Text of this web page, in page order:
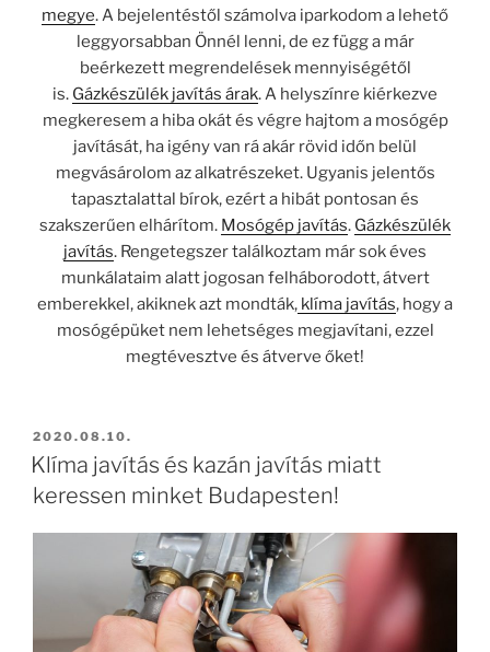
megye. A bejelentéstől számolva iparkodom a lehető
leggyorsabban Önnél lenni, de ez függ a már
beérkezett megrendelések mennyiségétől
is. Gázkészülék javítás árak. A helyszínre kiérkezve
megkeresem a hiba okát és végre hajtom a mosógép
javítását, ha igény van rá akár rövid időn belül
megvásárolom az alkatrészeket. Ugyanis jelentős
tapasztalattal bírok, ezért a hibát pontosan és
szakszerűen elhárítom. Mosógép javítás. Gázkészülék
javítás. Rengetegszer találkoztam már sok éves
munkálataim alatt jogosan felháborodott, átvert
emberekkel, akiknek azt mondták, klíma javítás, hogy a
mosógépüket nem lehetséges megjavítani, ezzel
megtévesztve és átverve őket!
BEKÜLDVE:
2020.08.10.
Klíma javítás és kazán javítás miatt
keressen minket Budapesten!